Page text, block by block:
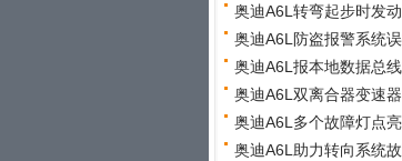
奥迪A6L转弯起步时发
奥迪A6L防盗报警系统
奥迪A6L报本地数据总
奥迪A6L双离合器变速
奥迪A6L多个故障灯点亮
奥迪A6L助力转向系统